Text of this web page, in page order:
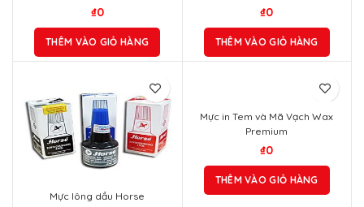
₫0
THÊM VÀO GIỎ HÀNG
₫0
THÊM VÀO GIỎ HÀNG
Mực lông dầu Horse
Mực in Tem và Mã Vạch Wax
Premium
₫0
THÊM VÀO GIỎ HÀNG